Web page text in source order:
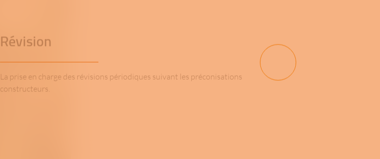
Révision
La prise en charge des révisions périodiques suivant les préconisations
constructeurs.